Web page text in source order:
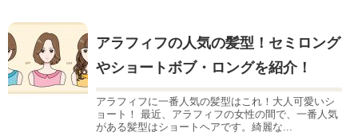
アラフィフの人気の髪型！セミロング
やショートボブ・ロングを紹介！
アラフィフに一番人気の髪型はこれ！大人可愛いシ
ョート！ 最近、アラフィフの女性の間で、一番人気
がある髪型はショートヘアです。綺麗な...